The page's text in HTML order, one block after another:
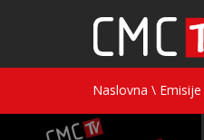
Naslovna \ Emisije